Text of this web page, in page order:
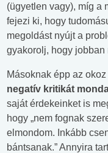
(ügyetlen vagy), míg a
fejezi ki, hogy
megoldást nyújt a
gyakorolj, hogy jobban
Másoknak épp az
negatív kritikát
saját érdekeinket is
hogy „nem fognak
elmondom. Inkább
bántsanak.” Annyira